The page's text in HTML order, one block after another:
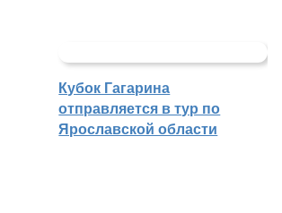
Кубок Гагарина
отправляется в тур по
Ярославской области